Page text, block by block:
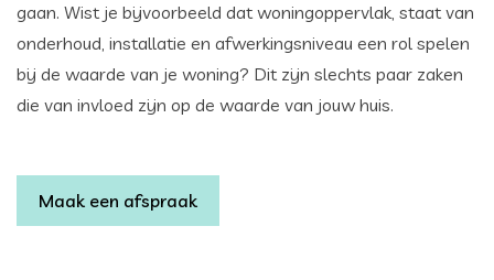
gaan. Wist je bijvoorbeeld dat woningoppervlak, staat van
onderhoud, installatie en afwerkingsniveau een rol spelen
bij de waarde van je woning? Dit zijn slechts paar zaken
die van invloed zijn op de waarde van jouw huis.
Maak een afspraak